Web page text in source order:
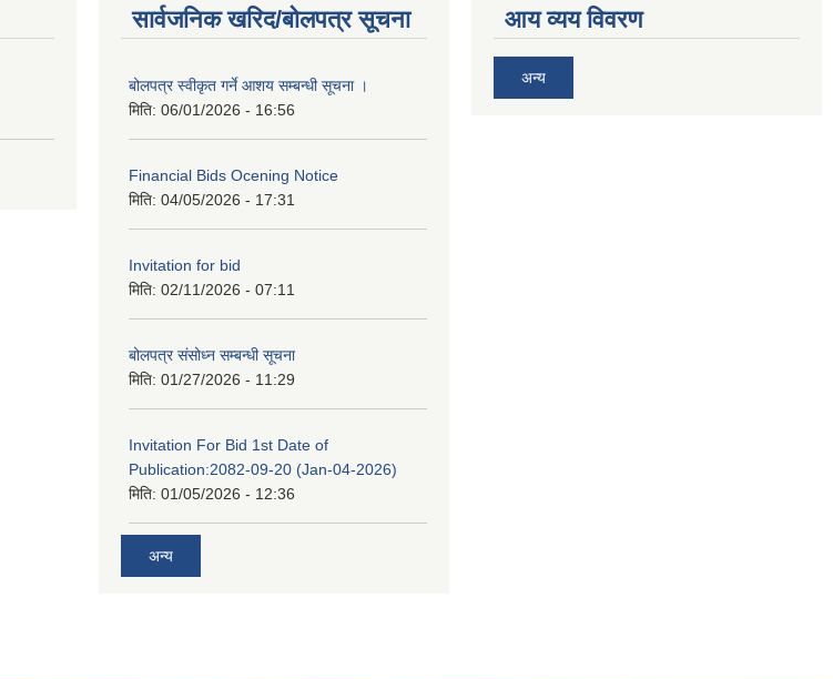
सार्वजनिक खरिद/बोलपत्र सूचना
बोलपत्र स्वीकृत गर्ने आशय सम्बन्धी सूचना ।
मिति: 06/01/2026 - 16:56
Financial Bids Ocening Notice
मिति: 04/05/2026 - 17:31
Invitation for bid
मिति: 02/11/2026 - 07:11
बोलपत्र संसोध्न सम्बन्धी सूचना
मिति: 01/27/2026 - 11:29
Invitation For Bid 1st Date of
Publication:2082-09-20 (Jan-04-2026)
मिति: 01/05/2026 - 12:36
अन्य
आय व्यय विवरण
अन्य